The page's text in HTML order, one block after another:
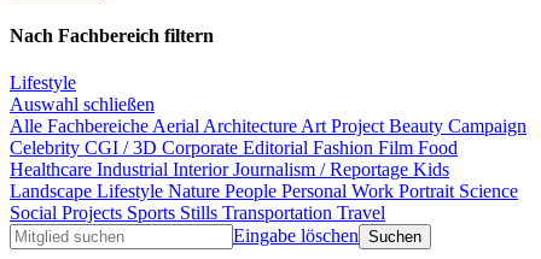
Nach Fachbereich filtern
Lifestyle
Auswahl schließen
Alle Fachbereiche Aerial Architecture Art Project Beauty Campaign
Celebrity CGI / 3D Corporate Editorial Fashion Film Food
Healthcare Industrial InteriorJournalism / Reportage Kids
Landscape Lifestyle Nature People Personal Work Portrait Science
Social Projects Sports Stills Transportation Travel
Eingabe löschen